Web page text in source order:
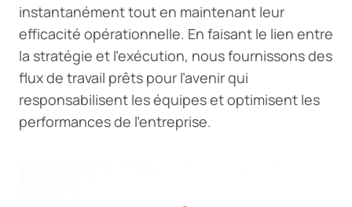
instantanément tout en maintenant leur
efficacité opérationnelle. En faisant le lien entre
la stratégie et l’exécution, nous fournissons des
flux de travail prêts pour l’avenir qui
responsabilisent les équipes et optimisent les
performances de l’entreprise.